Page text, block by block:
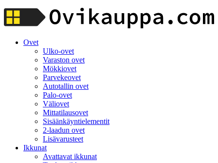
Ovet
Ulko-ovet
Varaston ovet
Mökkiovet
Parvekeovet
Autotallin ovet
Palo-ovet
Väliovet
Mittatilausovet
Sisäänkäyntielementit
2-laadun ovet
Lisävarusteet
Ikkunat
Avattavat ikkunat